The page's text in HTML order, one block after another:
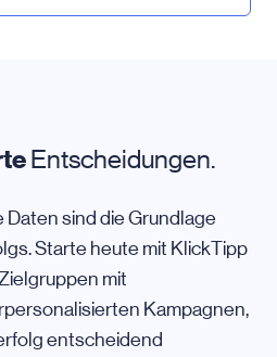
Entscheidungen.
sind die Grundlage
Starte heute mit KlickTipp
mit
Kampagnen,
entscheidend